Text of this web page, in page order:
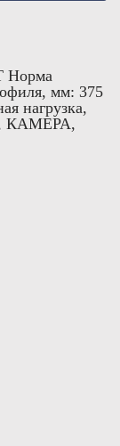
Норма
мм: 375
нагрузка,
КАМЕРА,